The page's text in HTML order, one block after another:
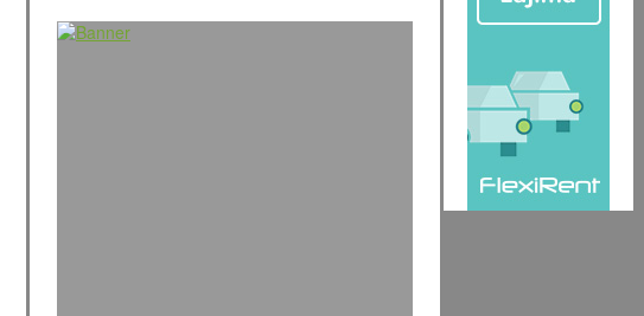
výrobní a skladovací zařízení nám